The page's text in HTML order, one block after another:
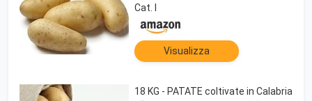
Cat. I
Visualizza
18 KG - PATATE coltivate in Calabria